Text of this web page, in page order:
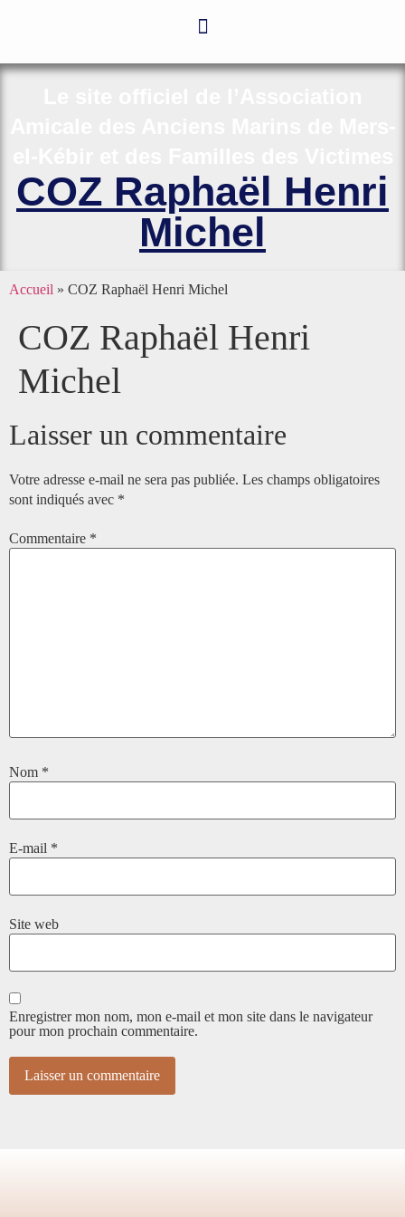
COZ Raphaël Henri
Michel
Accueil » COZ Raphaël Henri Michel
COZ Raphaël Henri
Michel
Laisser un commentaire
Votre adresse e-mail ne sera pas publiée. Les champs obligatoires
sont indiqués avec *
Commentaire *
Nom *
E-mail *
Site web
Enregistrer mon nom, mon e-mail et mon site dans le navigateur
pour mon prochain commentaire.